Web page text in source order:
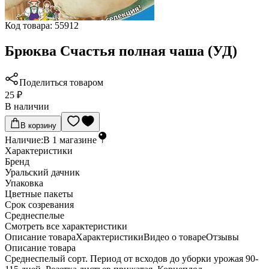
Код товара: 55912
Брюква Счастья полная чаша (УД)
Поделиться товаром
25 ₽
В наличии
В корзину
Наличие:В 1 магазине
Характеристики
Бренд
Уральский дачник
Упаковка
Цветные пакеты
Срок созревания
Среднеспелые
Cмотреть все характеристики
Описание товараХарактеристикиВидео о товареОтзывы
Описание товара
Среднеспелый сорт. Период от всходов до уборки урожая 90-